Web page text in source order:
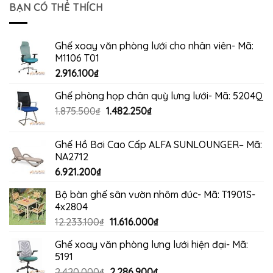
BẠN CÓ THỂ THÍCH
Ghế xoay văn phòng lưới cho nhân viên- Mã:
M1106 T01
2.916.100₫
Ghế phòng họp chân quỳ lưng lưới- Mã: 5204Q
1.875.500₫ Giá
1.875.500₫.
1.482.250₫Giá
là:
Ghế Hồ Bơi Cao Cấp ALFA SUNLOUNGER– Mã:
NA2712
6.921.200₫
Bộ bàn ghế sân vườn nhôm đúc- Mã: T1901S-
4x2804
12.233.100₫ Giá
là:
11.616.000₫Giá
tại
Ghế xoay văn phòng lưng lưới hiện đại- Mã:
5191